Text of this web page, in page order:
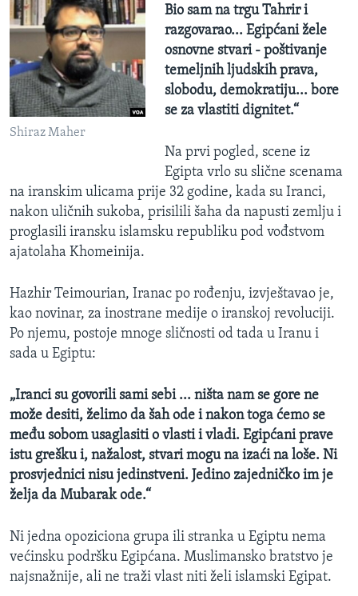
Shiraz Maher
Bio sam na trgu Tahrir i
razgovarao... Egipćani žele
osnovne stvari - poštivanje
temeljnih ljudskih prava,
slobodu, demokratiju... bore
se za vlastiti dignitet.“
Na prvi pogled, scene iz
Egipta vrlo su slične scenama
na iranskim ulicama prije 32 godine, kada su Iranci,
nakon uličnih sukoba, prisilili šaha da napusti zemlju i
proglasili iransku islamsku republiku pod vođstvom
ajatolaha Khomeinija.
Hazhir Teimourian, Iranac po rođenju, izvještavao je,
kao novinar, za inostrane medije o iranskoj revoluciji.
Po njemu, postoje mnoge sličnosti od tada u Iranu i
sada u Egiptu:
„Iranci su govorili sami sebi ... ništa nam se gore ne
može desiti, želimo da šah ode i nakon toga ćemo se
među sobom usaglasiti o vlasti i vladi. Egipćani prave
istu grešku i, nažalost, stvari mogu na izaći na loše. Ni
prosvjednici nisu jedinstveni. Jedino zajedničko im je
želja da Mubarak ode.“
Ni jedna opoziciona grupa ili stranka u Egiptu nema
većinsku podršku Egipćana. Muslimansko bratstvo je
najsnažnije, ali ne traži vlast niti želi islamski Egipat.